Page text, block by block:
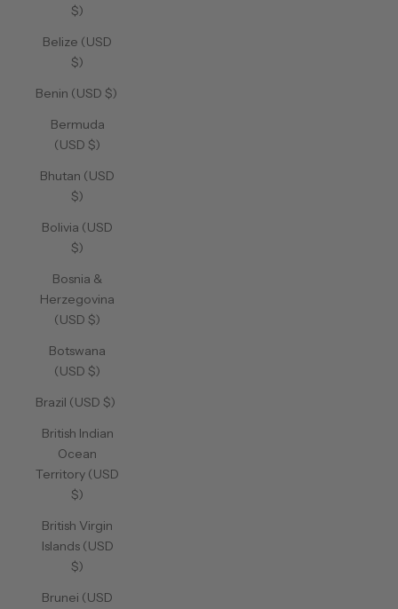
$)
Belize (USD
$)
Benin (USD $)
Bermuda
(USD $)
Bhutan (USD
$)
Bolivia (USD
$)
Bosnia &
Herzegovina
(USD $)
Botswana
(USD $)
Brazil (USD $)
British Indian
Ocean
Territory (USD
$)
British Virgin
Islands (USD
$)
Brunei (USD